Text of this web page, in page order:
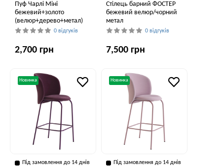
Пуф Чарлі Міні
бежевий+золото
(велюр+дерево+метал)
0 відгуків
2,700 грн
Стілець барний ФОСТЕР
бежевий велюр/чорний
метал
0 відгуків
7,500 грн
Новинка
Під замовлення до 14 днів
Новинка
Під замовлення до 14 днів